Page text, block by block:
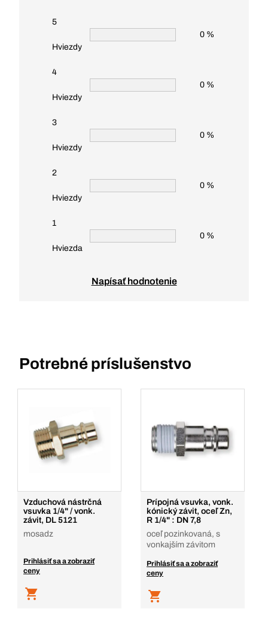
5
Hviezdy
0 %
4
Hviezdy
0 %
3
Hviezdy
0 %
2
Hviezdy
0 %
1
Hviezda
0 %
Napísať hodnotenie
Potrebné príslušenstvo
Vzduchová nástrčná
vsuvka 1/4" / vonk.
závit, DL 5121
mosadz
Prihlásiť sa a zobraziť
ceny
Prípojná vsuvka, vonk.
kónický závit, oceľ Zn,
R 1/4" : DN 7,8
oceľ pozinkovaná, s
vonkajším závitom
Prihlásiť sa a zobraziť
ceny